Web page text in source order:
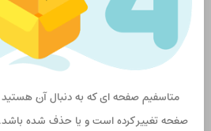
متاسفیم صفحه ای که به دنبال آن
صغحه تغییر کرده است و یا حذف شده